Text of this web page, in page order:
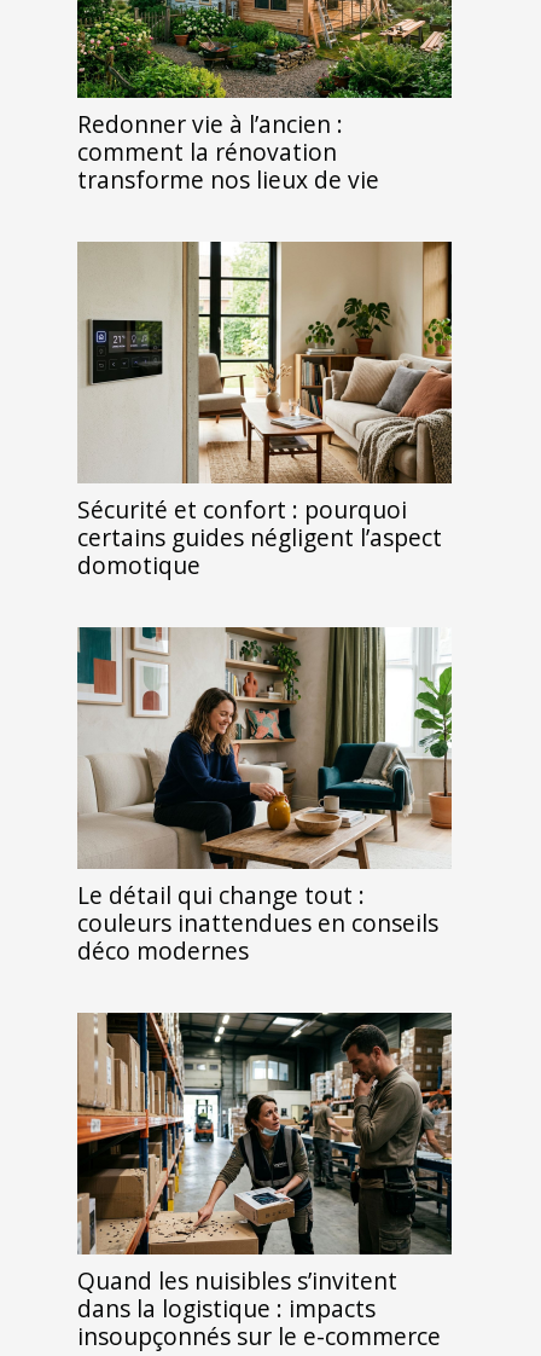
Redonner vie à l’ancien :
comment la rénovation
transforme nos lieux de vie
Sécurité et confort : pourquoi
certains guides négligent l’aspect
domotique
Le détail qui change tout :
couleurs inattendues en conseils
déco modernes
Quand les nuisibles s’invitent
dans la logistique : impacts
insoupçonnés sur le e-commerce